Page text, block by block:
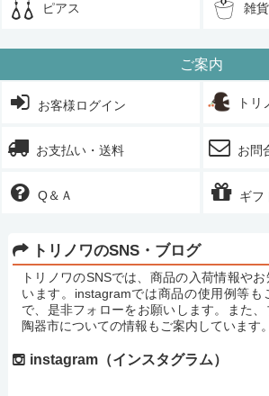
ピアス 雑貨
ご案内
お客様ログイン トリ
お支払い・送料 お問
Q＆Ａ ギフ
トリノワのSNS・ブログ
トリノワのSNSでは、商品の入荷情報や
います。instagramでは商品の使用例等も
で、是非フォローをお願いします。また
陶器市についての情報もご案内しています。
instagram（インスタグラム）